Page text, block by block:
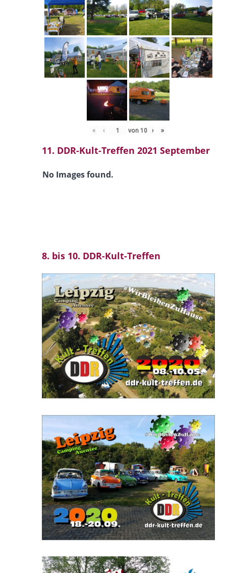
« ‹ von 10 › »
11. DDR-Kult-Treffen 2021 September
No Images found.
8. bis 10. DDR-Kult-Treffen